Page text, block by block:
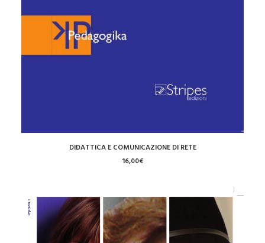
AGGIUNGI AL CARRELLO
DIDATTICA E COMUNICAZIONE DI RETE
16,00€